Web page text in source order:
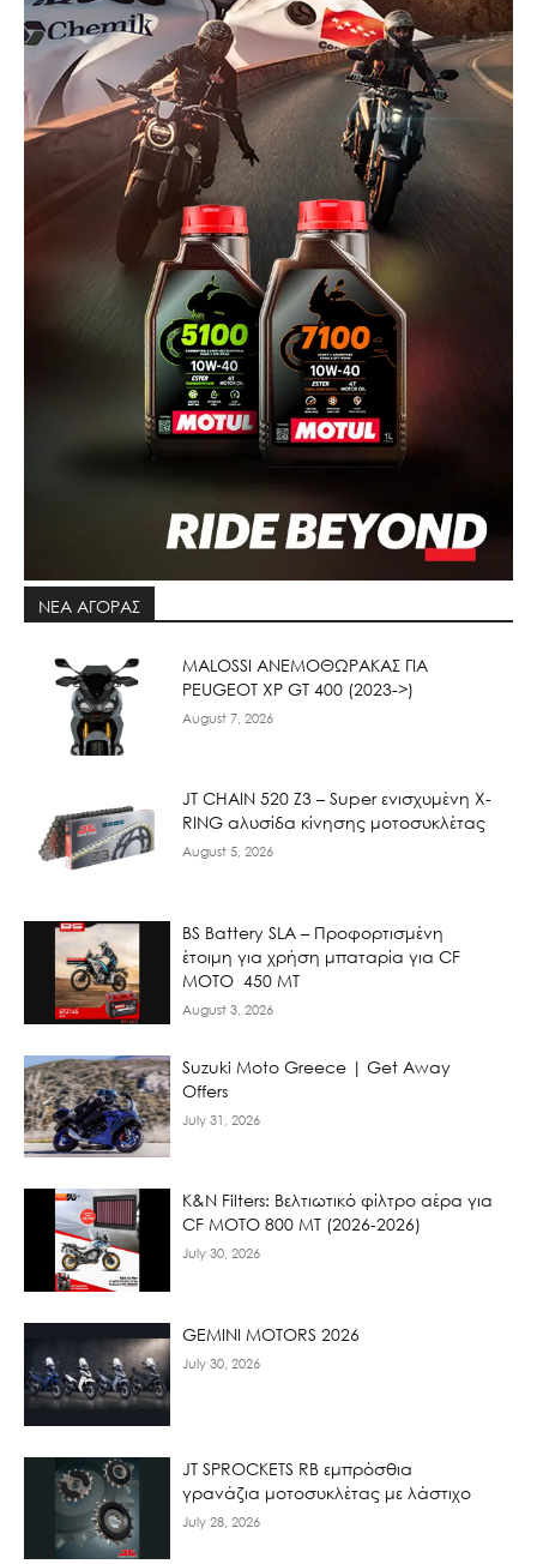
ΝΕΑ ΑΓΟΡΑΣ
ΜΑLOSSI ΑΝΕΜΟΘΩΡΑΚΑΣ ΓΙΑ
PEUGEOT XP GT 400 (2023->)
August 7, 2026
JT CHAIN 520 Ζ3 – Super ενισχυμένη X-
RING αλυσίδα κίνησης μοτοσυκλέτας
August 5, 2026
BS Battery SLA – Προφορτισμένη
έτοιμη για χρήση μπαταρία για CF
MOTO 450 MT
August 3, 2026
Suzuki Moto Greece | Get Away
Offers
July 31, 2026
K&N Filters: Βελτιωτικό φίλτρο αέρα για
CF ΜΟΤΟ 800 ΜΤ (2026-2026)
July 30, 2026
GEMINI MOTORS 2026
July 30, 2026
JT SPROCKETS RB εμπρόσθια
γρανάζια μοτοσυκλέτας με λάστιχο
July 28, 2026